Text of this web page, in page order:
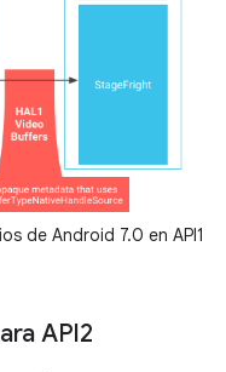
de Android 7.0 en API1
API2